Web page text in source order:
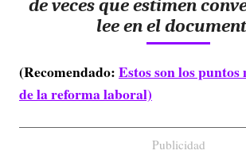
de veces que estimen
lee en el
(Recomendado:Estos son los puntos
de la reforma laboral)
Publicidad